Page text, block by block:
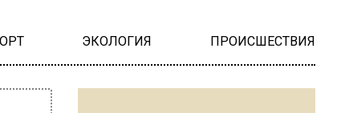
ЭКОЛОГИЯ ПРОИСШЕСТВИЯ